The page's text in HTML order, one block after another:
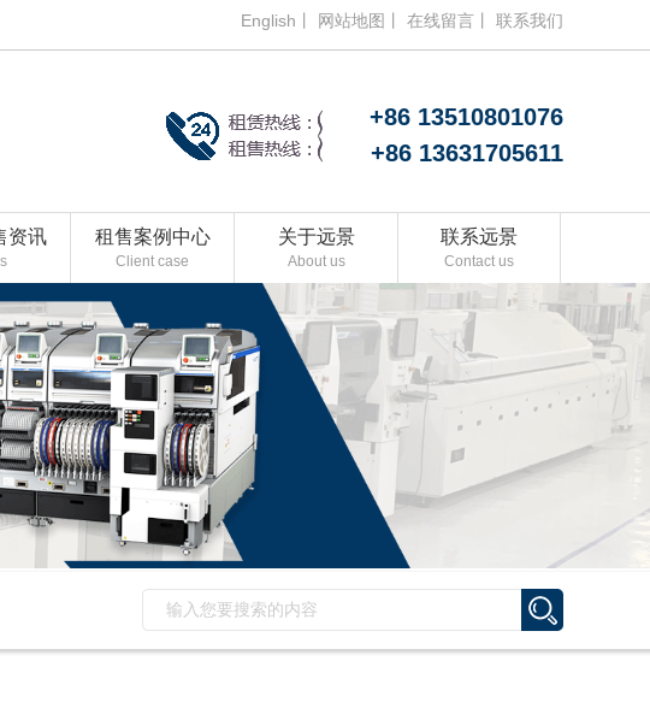
English丨 网站地图丨 在线留言丨 联系我们
+86 13510801076
+86 13631705611
资讯 租售案例中心
Client case
关于远景
About us
联系远景
Contact us